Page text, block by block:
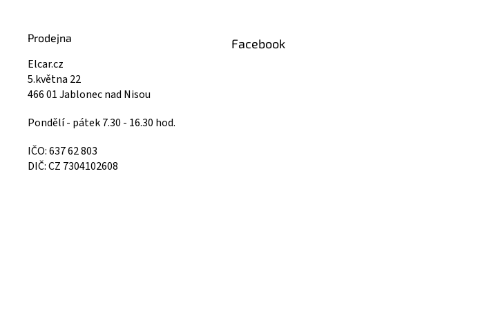
Prodejna
Elcar.cz
5.května 22
466 01 Jablonec nad Nisou
Pondělí - pátek 7.30 - 16.30 hod.
IČO: 637 62 803
DIČ: CZ 7304102608
Facebook